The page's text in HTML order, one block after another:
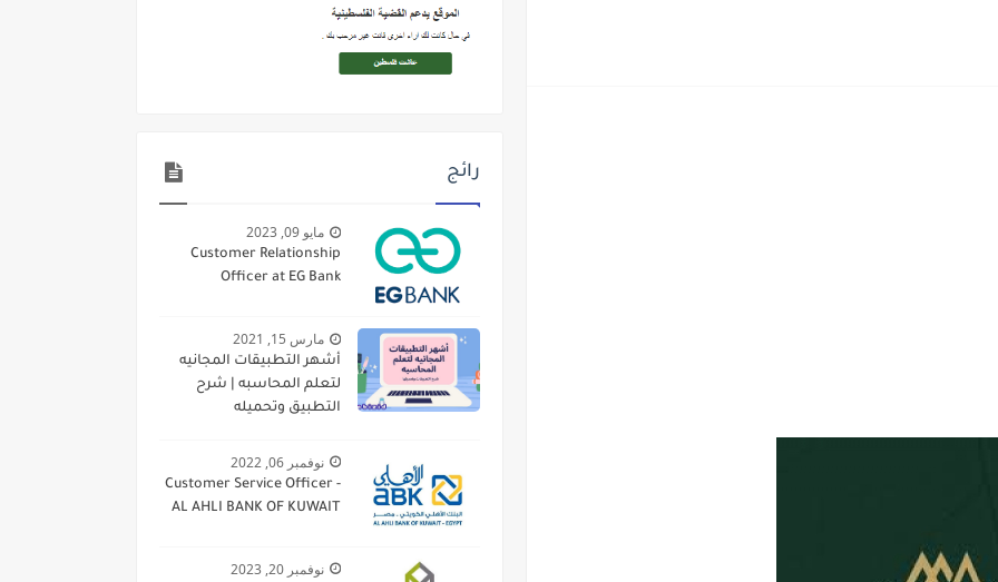
رائج
مايو 09, 2023
Customer Relationship
Officer at EG Bank
مارس 15, 2021
أشهر التطبيقات المجانيه
لتعلم المحاسبه | شرح
التطبيق وتحميله
نوفمبر 06, 2022
Customer Service Officer -
AL AHLI BANK OF KUWAIT
نوفمبر 20, 2023